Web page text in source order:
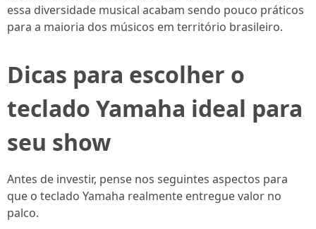
essa diversidade musical acabam sendo pouco práticos
para a maioria dos músicos em território brasileiro.
Dicas para escolher o
teclado Yamaha ideal para
seu show
Antes de investir, pense nos seguintes aspectos para
que o teclado Yamaha realmente entregue valor no
palco.